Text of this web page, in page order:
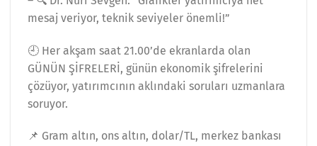
mesaj veriyor, teknik seviyeler önemli!”
🕘 Her akşam saat 21.00’de ekranlarda olan
GÜNÜN ŞİFRELERİ, günün ekonomik şifrelerini
çözüyor, yatırımcının aklındaki soruları uzmanlara
soruyor.
📌 Gram altın, ons altın, dolar/TL, merkez bankası